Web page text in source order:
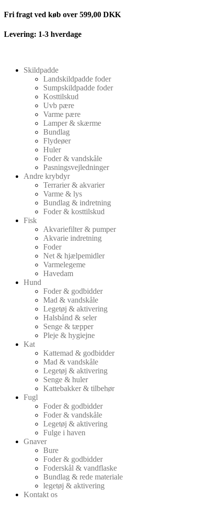
Videre
indhold
Fri fragt ved køb over 599,00 DKK
Levering: 1-3 hverdage
Skildpadde
Landskildpadde foder
Sumpskildpadde foder
Kosttilskud
Uvb pære
Varme pære
Lamper & skærme
Bundlag
Flydeøer
Huler
Foder & vandskåle
Pasningsvejledninger
Andre krybdyr
Terrarier & akvarier
Varme & lys
Bundlag & indretning
Foder & kosttilskud
Fisk
Akvariefilter & pumper
Akvarie indretning
Foder
Net & hjælpemidler
Varmelegeme
Havedam
Hund
Foder & godbidder
Mad & vandskåle
Legetøj & aktivering
Halsbånd & seler
Senge & tæpper
Pleje & hygiejne
Kat
Kattemad & godbidder
Mad & vandskåle
Legetøj & aktivering
Senge & huler
Kattebakker & tilbehør
Fugl
Foder & godbidder
Foder & vandskåle
Legetøj & aktivering
Fulge i haven
Gnaver
Bure
Foder & godbidder
Foderskål & vandflaske
Bundlag & rede materiale
legetøj & aktivering
Kontakt os